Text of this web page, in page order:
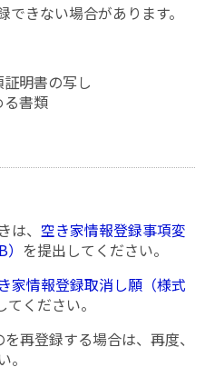
きない場合があります。
明書の写し
る書類
は、空き家情報登録事項変
を提出してください。
家情報登録取消し願（様式
てください。
再登録する場合は、再度、